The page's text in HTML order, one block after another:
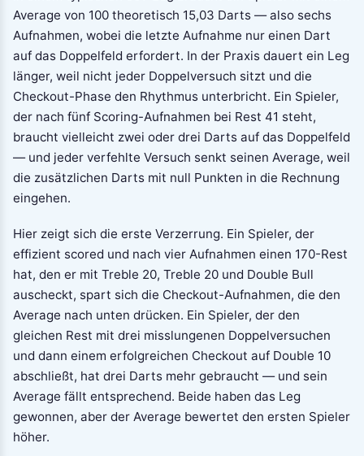
Average von 100 theoretisch 15,03 Darts — also sechs
Aufnahmen, wobei die letzte Aufnahme nur einen Dart
auf das Doppelfeld erfordert. In der Praxis dauert ein Leg
länger, weil nicht jeder Doppelversuch sitzt und die
Checkout-Phase den Rhythmus unterbricht. Ein Spieler,
der nach fünf Scoring-Aufnahmen bei Rest 41 steht,
braucht vielleicht zwei oder drei Darts auf das Doppelfeld
— und jeder verfehlte Versuch senkt seinen Average, weil
die zusätzlichen Darts mit null Punkten in die Rechnung
eingehen.
Hier zeigt sich die erste Verzerrung. Ein Spieler, der
effizient scored und nach vier Aufnahmen einen 170-Rest
hat, den er mit Treble 20, Treble 20 und Double Bull
auscheckt, spart sich die Checkout-Aufnahmen, die den
Average nach unten drücken. Ein Spieler, der den
gleichen Rest mit drei misslungenen Doppelversuchen
und dann einem erfolgreichen Checkout auf Double 10
abschließt, hat drei Darts mehr gebraucht — und sein
Average fällt entsprechend. Beide haben das Leg
gewonnen, aber der Average bewertet den ersten Spieler
höher.